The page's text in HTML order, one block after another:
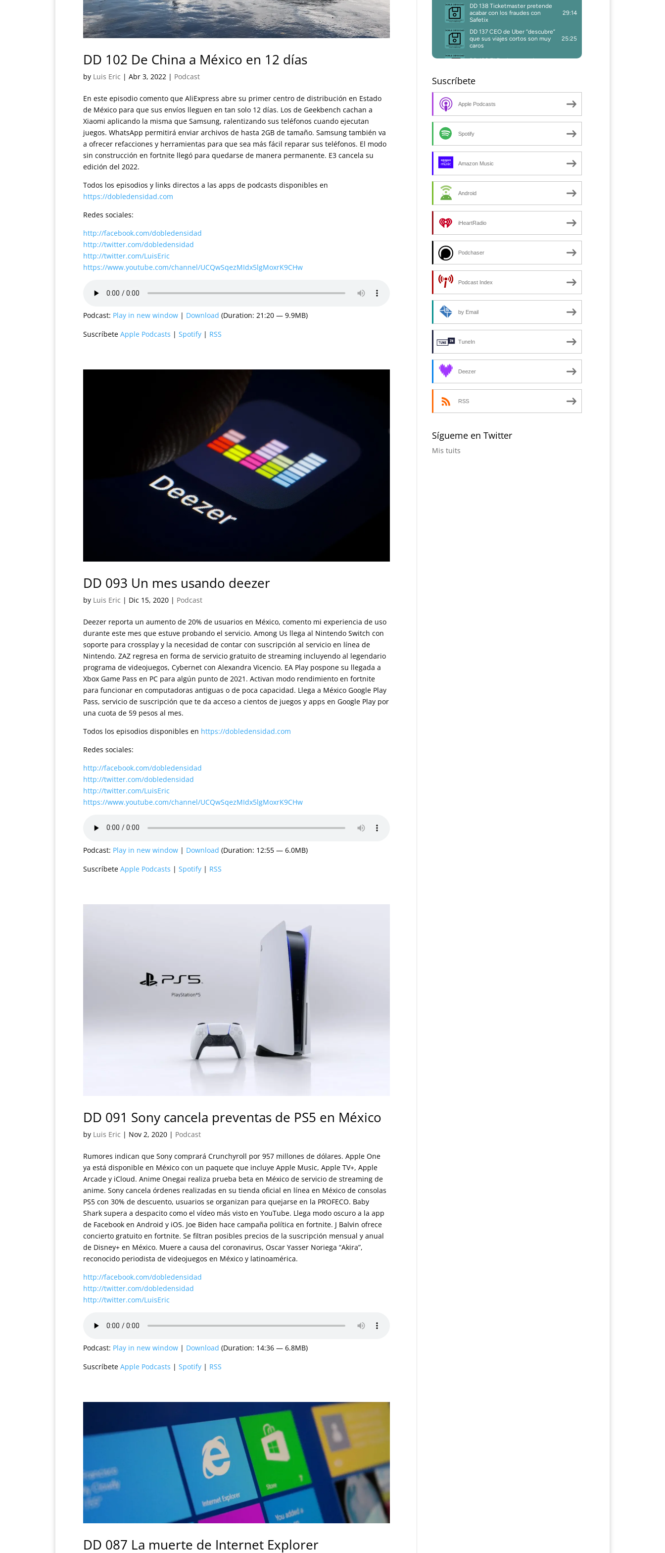
DD 102 De China a México en 12 días
by Luis Eric | Abr 3, 2022 | Podcast
En este episodio comento que AliExpress abre su primer centro de distribución en Estado
de México para que sus envíos lleguen en tan solo 12 días. Los de Geekbench cachan a
Xiaomi aplicando la misma que Samsung, ralentizando sus teléfonos cuando ejecutan
juegos. WhatsApp permitirá enviar archivos de hasta 2GB de tamaño. Samsung también va
a ofrecer refacciones y herramientas para que sea más fácil reparar sus teléfonos. El modo
sin construcción en fortnite llegó para quedarse de manera permanente. E3 cancela su
edición del 2022.
Todos los episodios y links directos a las apps de podcasts disponibles en
https://dobledensidad.com
Redes sociales:
http://facebook.com/dobledensidad
http://twitter.com/dobledensidad
http://twitter.com/LuisEric
https://www.youtube.com/channel/UCQwSqezMIdx5lgMoxrK9CHw
Podcast: Play in new window | Download (Duration: 21:20 — 9.9MB)
Suscríbete Apple Podcasts | Spotify | RSS
DD 093 Un mes usando deezer
by Luis Eric | Dic 15, 2020 | Podcast
Deezer reporta un aumento de 20% de usuarios en México, comento mi experiencia de uso
durante este mes que estuve probando el servicio. Among Us llega al Nintendo Switch con
soporte para crossplay y la necesidad de contar con suscripción al servicio en línea de
Nintendo. ZAZ regresa en forma de servicio gratuito de streaming incluyendo al legendario
programa de videojuegos, Cybernet con Alexandra Vicencio. EA Play pospone su llegada a
Xbox Game Pass en PC para algún punto de 2021. Activan modo rendimiento en fortnite
para funcionar en computadoras antiguas o de poca capacidad. Llega a México Google Play
Pass, servicio de suscripción que te da acceso a cientos de juegos y apps en Google Play por
una cuota de 59 pesos al mes.
Todos los episodios disponibles en https://dobledensidad.com
Redes sociales:
http://facebook.com/dobledensidad
http://twitter.com/dobledensidad
http://twitter.com/LuisEric
https://www.youtube.com/channel/UCQwSqezMIdx5lgMoxrK9CHw
Podcast: Play in new window | Download (Duration: 12:55 — 6.0MB)
Suscríbete Apple Podcasts | Spotify | RSS
DD 091 Sony cancela preventas de PS5 en México
by Luis Eric | Nov 2, 2020 | Podcast
Rumores indican que Sony comprará Crunchyroll por 957 millones de dólares. Apple One
ya está disponible en México con un paquete que incluye Apple Music, Apple TV+, Apple
Arcade y iCloud. Anime Onegai realiza prueba beta en México de servicio de streaming de
anime. Sony cancela órdenes realizadas en su tienda oficial en línea en México de consolas
PS5 con 30% de descuento, usuarios se organizan para quejarse en la PROFECO. Baby
Shark supera a despacito como el vídeo más visto en YouTube. Llega modo oscuro a la app
de Facebook en Android y iOS. Joe Biden hace campaña política en fortnite. J Balvin ofrece
concierto gratuito en fortnite. Se filtran posibles precios de la suscripción mensual y anual
de Disney+ en México. Muere a causa del coronavirus, Oscar Yasser Noriega “Akira”,
reconocido periodista de videojuegos en México y latinoamérica.
http://facebook.com/dobledensidad
http://twitter.com/dobledensidad
http://twitter.com/LuisEric
Podcast: Play in new window | Download (Duration: 14:36 — 6.8MB)
Suscríbete Apple Podcasts | Spotify | RSS
DD 087 La muerte de Internet Explorer
Suscríbete
Apple Podcasts
Spotify
Amazon Music
Android
iHeartRadio
Podchaser
Podcast Index
by Email
TuneIn
Deezer
RSS
Sígueme en Twitter
Mis tuits